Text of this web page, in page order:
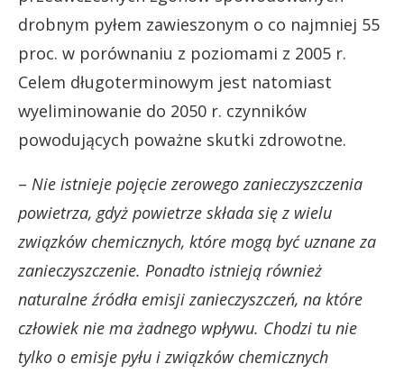
drobnym pyłem zawieszonym o co najmniej 55
proc. w porównaniu z poziomami z 2005 r.
Celem długoterminowym jest natomiast
wyeliminowanie do 2050 r. czynników
powodujących poważne skutki zdrowotne.
– Nie istnieje pojęcie zerowego zanieczyszczenia
powietrza, gdyż powietrze składa się z wielu
związków chemicznych, które mogą być uznane za
zanieczyszczenie. Ponadto istnieją również
naturalne źródła emisji zanieczyszczeń, na które
człowiek nie ma żadnego wpływu. Chodzi tu nie
tylko o emisje pyłu i związków chemicznych